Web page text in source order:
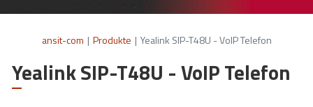
ansit-com | Produkte | Yealink SIP-T48U - VoIP Telefon
Yealink SIP-T48U - VoIP Telefon